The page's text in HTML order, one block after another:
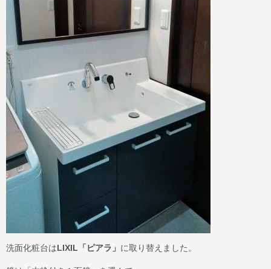
洗面化粧台はLIXIL「ピアラ」 に取り替えました。